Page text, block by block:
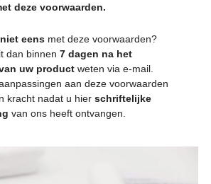
deze voorwaarden.
niet eensmet deze voorwaarden?
dan binnen 7 dagen na het
uw productweten via e-mail.
aan deze voorwaarden
kracht nadat u hier schriftelijke
van ons heeft ontvangen.